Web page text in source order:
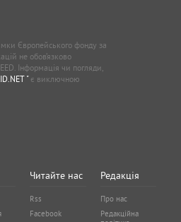
Європейського фонду за
не обов’язково
Інформація чи погляди,
"є виключною
Читайте нас
Rss
Facebook
Редакція
Про нас
Редакційна